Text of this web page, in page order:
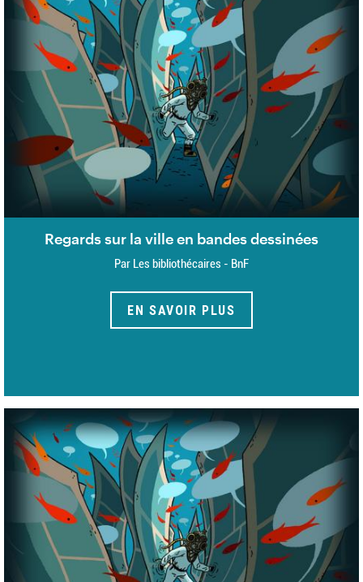
Regards sur la ville en bandes dessinées
Par Les bibliothécaires - BnF
EN SAVOIR PLUS